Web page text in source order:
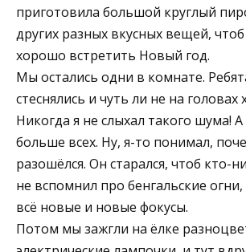
приготовила большой круглый
других разных вкусных вещей,
хорошо встретить Новый год.
Мы остались одни в комнате.
стеснялись и чуть ли не на головах
Никогда я не слыхал такого шума!
больше всех. Ну, я-то понимал,
разошёлся. Он старался, чтоб кто-
не вспомнил про бенгальские
всё новые и новые фокусы.
Потом мы зажгли на ёлке